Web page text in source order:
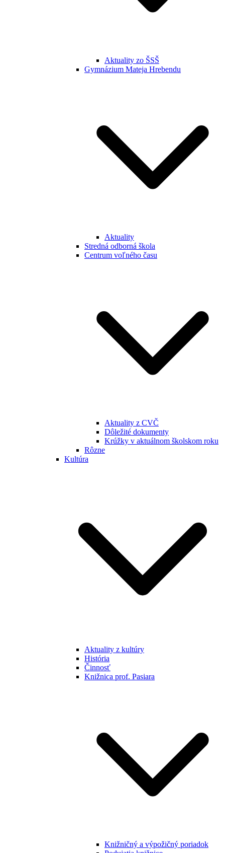
Aktuality zo ŠSŠ
Gymnázium Mateja Hrebendu
Aktuality
Stredná odborná škola
Centrum voľného času
Aktuality z CVČ
Dôležité dokumenty
Krúžky v aktuálnom školskom roku
Rôzne
Kultúra
Aktuality z kultúry
História
Činnosť
Knižnica prof. Pasiara
Knižničný a výpožičný poriadok